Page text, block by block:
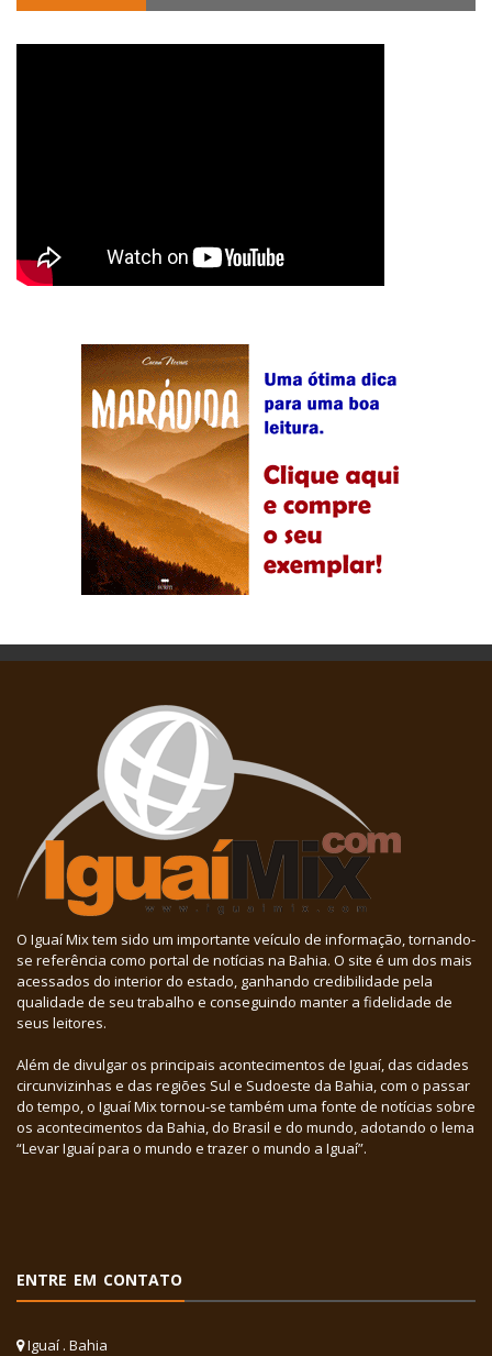
O Iguaí Mix tem sido um importante veículo de informação, tornando-
se referência como portal de notícias na Bahia. O site é um dos mais
acessados do interior do estado, ganhando credibilidade pela
qualidade de seu trabalho e conseguindo manter a fidelidade de
seus leitores.
Além de divulgar os principais acontecimentos de Iguaí, das cidades
circunvizinhas e das regiões Sul e Sudoeste da Bahia, com o passar
do tempo, o Iguaí Mix tornou-se também uma fonte de notícias sobre
os acontecimentos da Bahia, do Brasil e do mundo, adotando o lema
“Levar Iguaí para o mundo e trazer o mundo a Iguaí”.
ENTRE EM CONTATO
Iguaí . Bahia